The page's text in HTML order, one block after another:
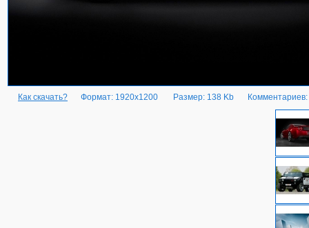
Как скачать? Формат: 1920x1200 Размер: 138 Kb Комментариев: